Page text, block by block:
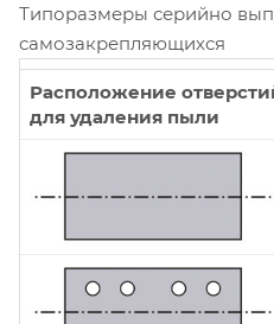
Типоразмеры серийно
самозакрепляющихся
Расположение
для удаления пыли